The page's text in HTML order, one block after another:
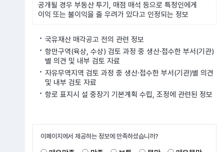
공개될 경우 부동산 투기, 매점 매석 등으로 특정인에게
이익 또는 불이익을 줄 우려가 있다고 인정되는 정보
국유재산 매각공고 전의 관련 정보
항만구역(육상, 수상) 검토 과정 중 생산·접수한 부서(기관)
별 의견 및 내부 검토 자료
자유무역지역 검토 과정 중 생산·접수한 부서(기관)별 의견
및 내부 검토 자료
항로 표지시 설 중장기 기본계획 수립, 조정에 관련된 정보
이페이지에서 제공하는 정보에 만족하셨습니까?